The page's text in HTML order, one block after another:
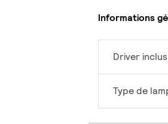
Informations
Driver inclus
Type de